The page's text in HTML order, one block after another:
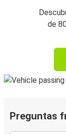
de
Preguntas